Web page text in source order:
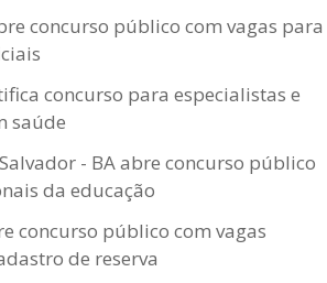
concurso público com vagas para
concurso para especialistas e
saúde
- BA abre concurso público
da educação
concurso público com vagas
de reserva